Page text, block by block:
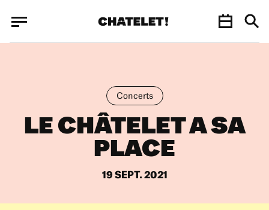
Concerts
LE CHÂTELET A SA
PLACE
19 SEPT. 2021